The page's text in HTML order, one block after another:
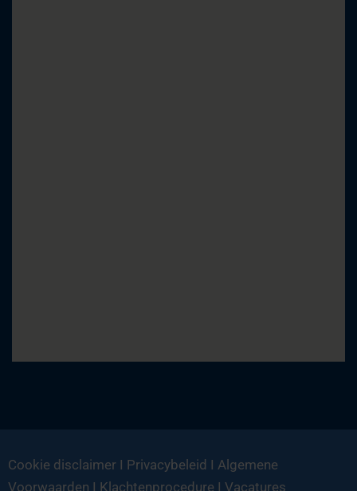
Cookie disclaimer I Privacybeleid I Algemene
Voorwaarden I Klachtenprocedure I Vacatures